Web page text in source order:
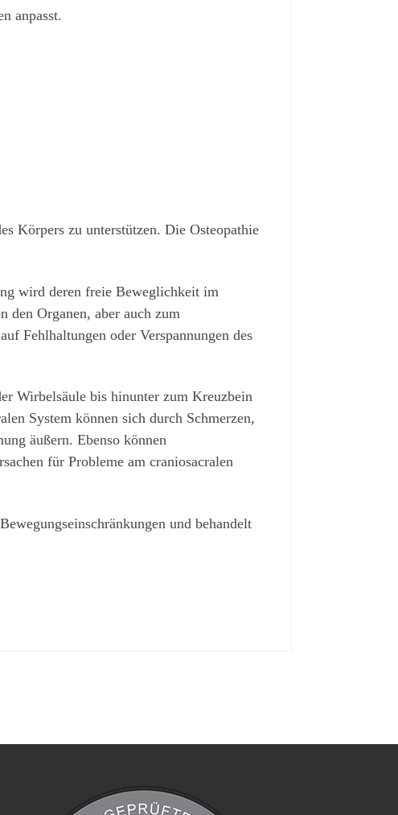
anpasst.
Körpers zu unterstützen. Die Osteopathie
wird deren freie Beweglichkeit im
den Organen, aber auch zum
Fehlhaltungen oder Verspannungen des
Wirbelsäule bis hinunter zum Kreuzbein
System können sich durch Schmerzen,
äußern. Ebenso können
für Probleme am craniosacralen
und behandelt